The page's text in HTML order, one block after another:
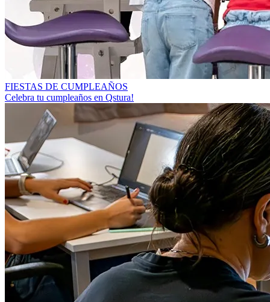
FIESTAS DE CUMPLEAÑOS
Celebra tu cumpleaños en Qstura!